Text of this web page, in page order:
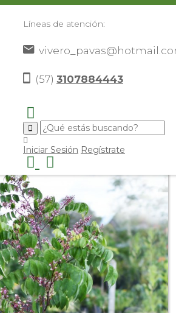
Líneas de atención:
(57) 3107884443
Iniciar Sesión Regístrate
Frutales >Otros Frutales>